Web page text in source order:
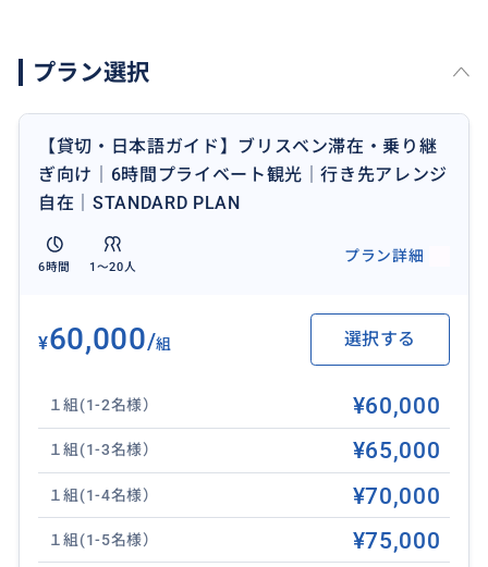
✔ 日本語ガイドが空港・ホテルへお迎え・お送り
✔ スーツケースなど大きな荷物も専用車に積載可
✔ フライト遅延にも柔軟に対応
※ 食事代は各自ご負担となります
📅 ご注意事項
・ご予約時にフライト情報と
・行き先・順番は当日のご希望に合わせて調整します
・フライト遅延の場合もリアルタイムで対応します
・人数変更やアレンジのご相談も可能です
・天候により内容を柔軟に調整します
別途お見積りとなります
プラン選択
【貸切・日本語ガイド】ブリスベン滞在・乗り継
ぎ向け｜6時間プライベート観光｜行き先アレンジ
自在｜STANDARD PLAN
6時間 1〜20人
プラン詳細
¥60,000/組 選択する
１組(1-2名様） ¥60,000
１組(1-3名様） ¥65,000
１組(1-4名様） ¥70,000
１組(1-5名様） ¥75,000